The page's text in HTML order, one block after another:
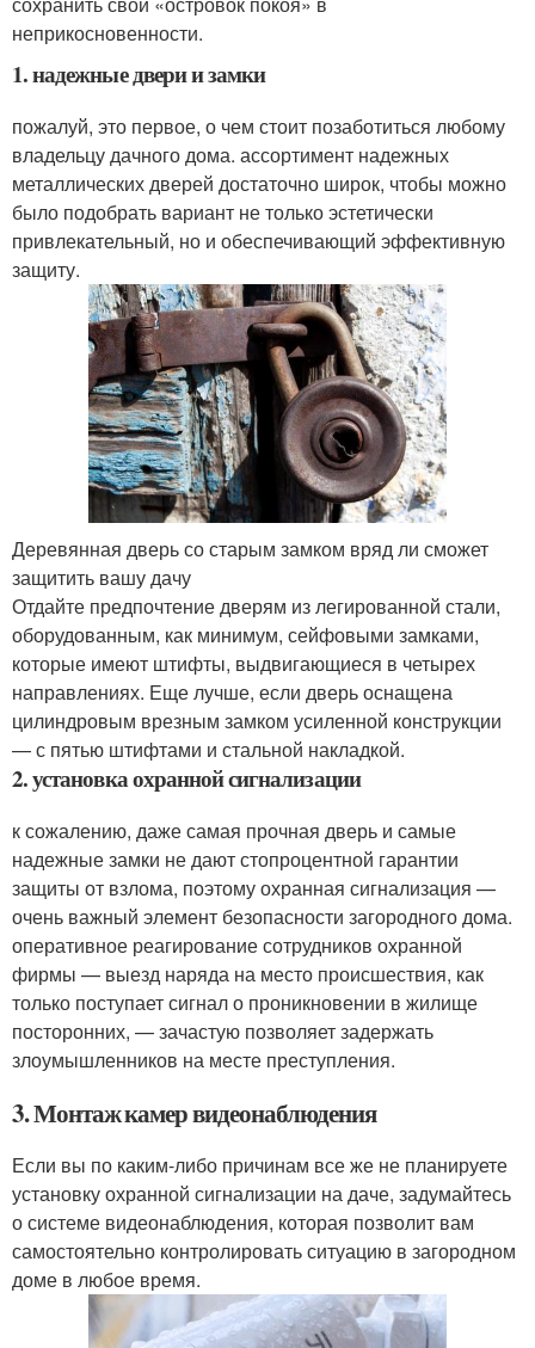
неприкосновенности.
1. надежные двери и замки
пожалуй, это первое, о чем стоит позаботиться любому
владельцу дачного дома. ассортимент надежных
металлических дверей достаточно широк, чтобы можно
было подобрать вариант не только эстетически
привлекательный, но и обеспечивающий эффективную
защиту.
Деревянная дверь со старым замком вряд ли сможет
защитить вашу дачу
Отдайте предпочтение дверям из легированной стали,
оборудованным, как минимум, сейфовыми замками,
которые имеют штифты, выдвигающиеся в четырех
направлениях. Еще лучше, если дверь оснащена
цилиндровым врезным замком усиленной конструкции
— с пятью штифтами и стальной накладкой.
2. установка охранной сигнализации
к сожалению, даже самая прочная дверь и самые
надежные замки не дают стопроцентной гарантии
защиты от взлома, поэтому охранная сигнализация —
очень важный элемент безопасности загородного дома.
оперативное реагирование сотрудников охранной
фирмы — выезд наряда на место происшествия, как
только поступает сигнал о проникновении в жилище
посторонних, — зачастую позволяет задержать
злоумышленников на месте преступления.
3. Монтаж камервидеонаблюдения
Если вы по каким-либо причинам все же не планируете
установку охранной сигнализации на даче, задумайтесь
о системе видеонаблюдения, которая позволит вам
самостоятельно контролировать ситуацию в загородном
доме в любое время.